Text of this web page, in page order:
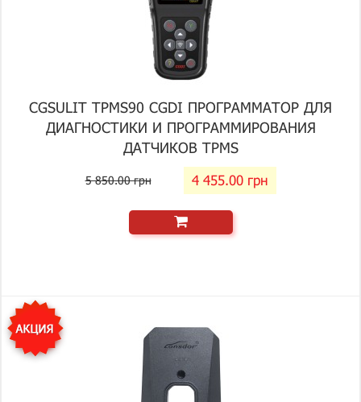
CGSULIT TPMS90 CGDI ПРОГРАММАТОР ДЛЯ
ДИАГНОСТИКИ И ПРОГРАММИРОВАНИЯ
ДАТЧИКОВ TPMS
5 850.00 грн 4 455.00 грн